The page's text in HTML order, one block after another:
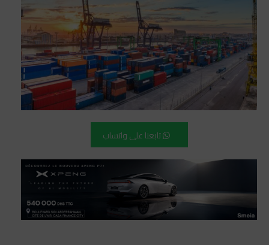
تابعنا على واتساب